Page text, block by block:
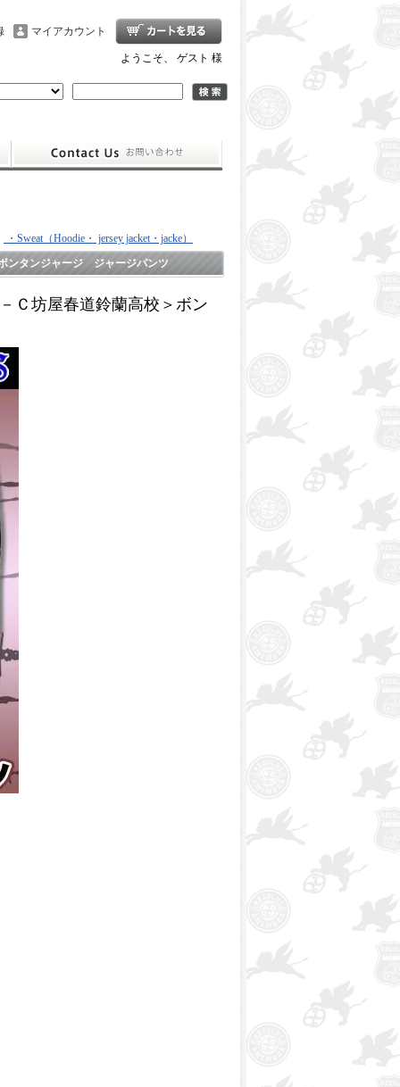
マイアカウント
ようこそ、 ゲスト 様
・Sweat（Hoodie・ jersey jacket・jacke）
ンタンジャージ ジャージパンツ
Ｃ坊屋春道鈴蘭高校＞ボン